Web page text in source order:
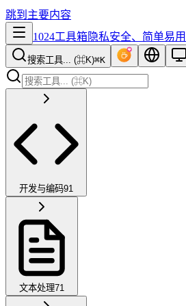
跳到主要内容
1024工具箱隐私安全、简单易
搜索工具... (⌘K)⌘K
开发与编码91
文本处理71